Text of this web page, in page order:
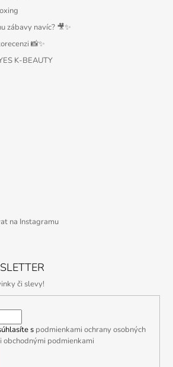
zábavy navíc? 🎥✨
📸✨
K-BEAUTY
na Instagramu
či slevy!
s podmienkami ochrany osobných
obchodnými podmienkami